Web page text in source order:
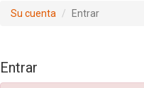
Su cuenta Entrar
Entrar